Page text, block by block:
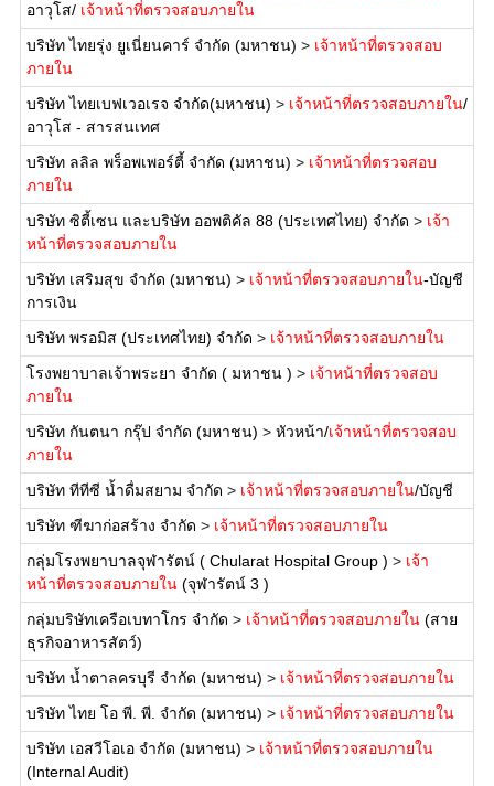
อาวุโส/ เจ้าหน้าที่ตรวจสอบภายใน
บริษัท ไทยรุ่ง ยูเนี่ยนคาร์ จำกัด (มหาชน) > เจ้าหน้าที่ตรวจสอบ
ภายใน
บริษัท ไทยเบฟเวอเรจ จำกัด(มหาชน) > เจ้าหน้าที่ตรวจสอบภายใน/
อาวุโส - สารสนเทศ
บริษัท ลลิล พร็อพเพอร์ตี้ จำกัด (มหาชน) > เจ้าหน้าที่ตรวจสอบ
ภายใน
บริษัท ซิตี้เซน และบริษัท ออพติคัล 88 (ประเทศไทย) จำกัด > เจ้า
หน้าที่ตรวจสอบภายใน
บริษัท เสริมสุข จำกัด (มหาชน) > เจ้าหน้าที่ตรวจสอบภายใน-บัญชี
การเงิน
บริษัท พรอมิส (ประเทศไทย) จำกัด > เจ้าหน้าที่ตรวจสอบภายใน
โรงพยาบาลเจ้าพระยา จำกัด ( มหาชน ) > เจ้าหน้าที่ตรวจสอบ
ภายใน
บริษัท กันตนา กรุ๊ป จำกัด (มหาชน) > หัวหน้า/เจ้าหน้าที่ตรวจสอบ
ภายใน
บริษัท ทีทีซี น้ำดื่มสยาม จำกัด > เจ้าหน้าที่ตรวจสอบภายใน/บัญชี
บริษัท ฑีฆาก่อสร้าง จำกัด > เจ้าหน้าที่ตรวจสอบภายใน
กลุ่มโรงพยาบาลจุฬารัตน์ ( Chularat Hospital Group ) > เจ้า
หน้าที่ตรวจสอบภายใน(จุฬารัตน์ 3 )
กลุ่มบริษัทเครือเบทาโกร จำกัด > เจ้าหน้าที่ตรวจสอบภายใน(สาย
ธุรกิจอาหารสัตว์)
บริษัท น้ำตาลครบุรี จำกัด (มหาชน) > เจ้าหน้าที่ตรวจสอบภายใน
บริษัท ไทย โอ พี. พี. จำกัด (มหาชน) > เจ้าหน้าที่ตรวจสอบภายใน
บริษัท เอสวีโอเอ จำกัด (มหาชน) > เจ้าหน้าที่ตรวจสอบภายใน
(Internal Audit)